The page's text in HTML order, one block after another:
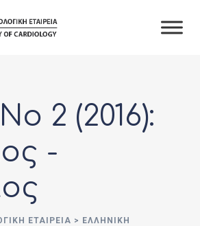
2 (2016):
-
ΕΤΑΙΡΕΊΑ > ΕΛΛΗΝΙΚΗ